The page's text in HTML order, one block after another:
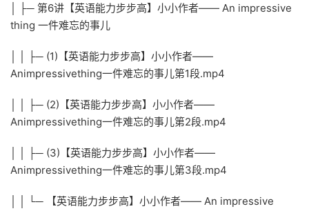
│ ├─ 第6讲【英语能力步步高】小小作者—— An impressive
thing 一件难忘的事儿
│ │ ├─ (1)【英语能力步步高】小小作者——
Animpressivething一件难忘的事儿第1段.mp4
│ │ ├─ (2)【英语能力步步高】小小作者——
Animpressivething一件难忘的事儿第2段.mp4
│ │ ├─ (3)【英语能力步步高】小小作者——
Animpressivething一件难忘的事儿第3段.mp4
│ │ └─ 【英语能力步步高】小小作者—— An impressive